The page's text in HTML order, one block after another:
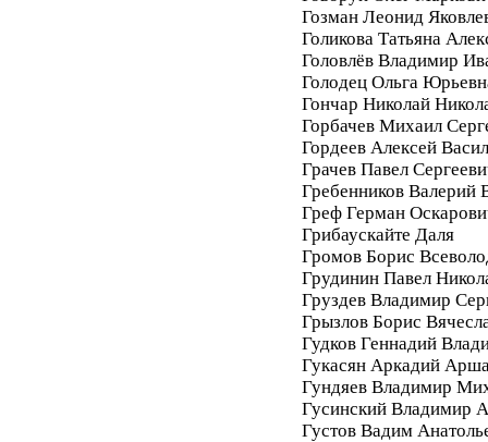
Гозман Леонид
Голикова Татьяна
Головлёв Владимир
Голодец Ольга
Гончар Николай
Горбачев Михаил
Гордеев Алексей
Грачев Павел
Гребенников Валерий
Греф Герман
Грибаускайте Даля
Громов Борис
Грудинин Павел
Груздев Владимир
Грызлов Борис
Гудков Геннадий
Гукасян Аркадий
Гундяев Владимир
Гусинский Владимир
Густов Вадим